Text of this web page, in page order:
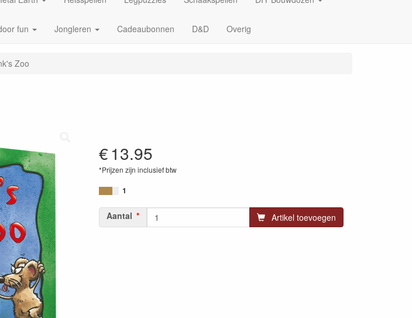
fun Jongleren Cadeaubonnen D&D Overig
Zoo
€13.95
*Prijzen zijn inclusief btw
8717371240028
1
Aantal Artikel toevoegen